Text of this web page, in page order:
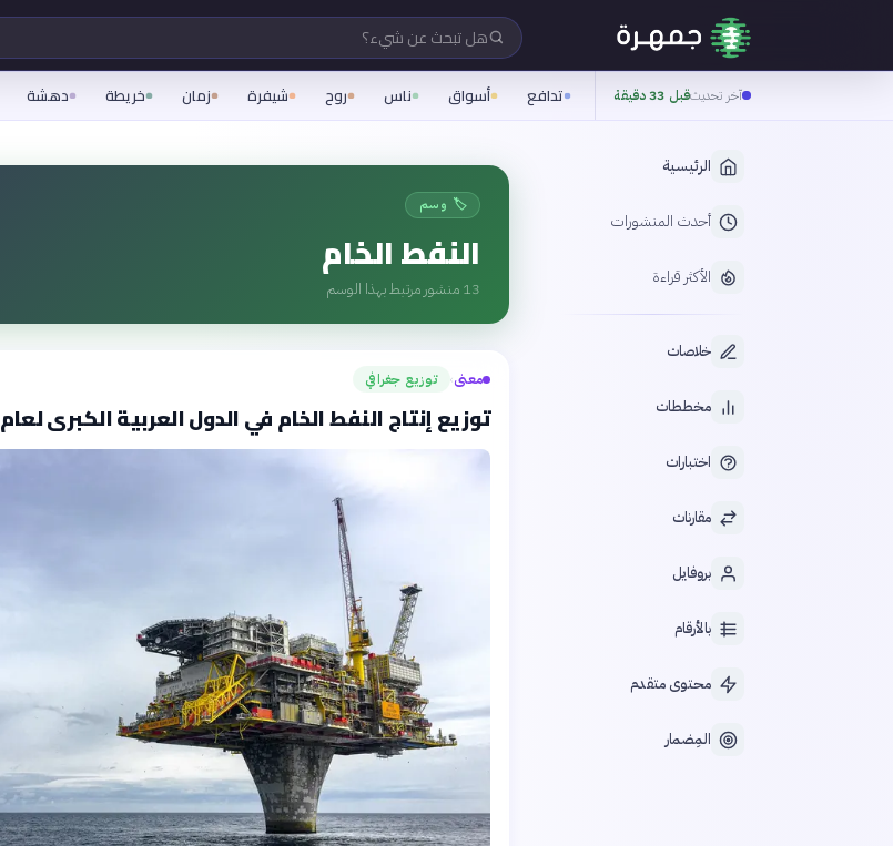
هل تبحث عن شيء؟
آخر تحديثقبل 33 دقيقة تدافع أسواق ناس روح شيفرة زمان خريطة دهشة
الرئيسية
أحدث المنشورات
الأكثر قراءة
خلاصات
مخططات
اختبارات
مقارنات
بروفايل
بالأرقام
محتوى متقدم
المِضمار
🏷️ وسم
النفط الخام
13 منشور مرتبط بهذا الوسم
معنى› توزيع جغرافي
توزيع إنتاج النفط الخام في الدول العربية الكبرى لعام 2024